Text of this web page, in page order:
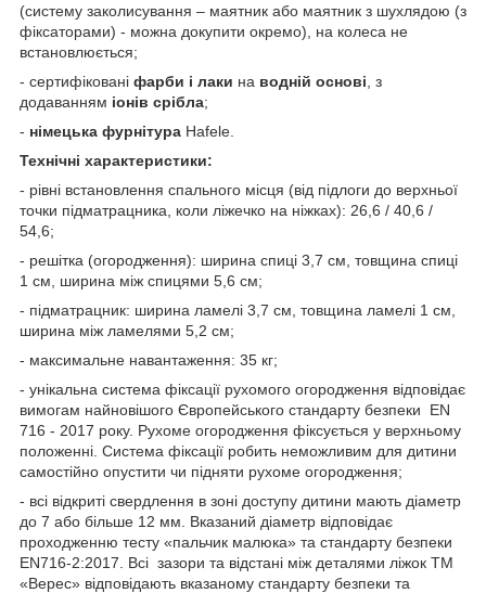
(систему заколисування – маятник або маятник з шухлядою (з
фіксаторами) - можна докупити окремо), на колеса не
встановлюється;
- сертифіковані фарби і лаки на водній основі , з
додаванням іонів срібла;
- німецька фурнітура Hafele.
Технічні характеристики:
- рівні встановлення спального місця (від підлоги до верхньої
точки підматрацника, коли ліжечко на ніжках): 26,6 / 40,6 /
54,6;
- решітка (огородження): ширина спиці 3,7 см, товщина спиці
1 см, ширина між спицями 5,6 см;
- підматрацник: ширина ламелі 3,7 см, товщина ламелі 1 см,
ширина між ламелями 5,2 см;
- максимальне навантаження: 35 кг;
- унікальна система фіксації рухомого огородження відповідає
вимогам найновішого Європейського стандарту безпеки EN
716 - 2017 року. Рухоме огородження фіксується у верхньому
положенні. Система фіксації робить неможливим для дитини
самостійно опустити чи підняти рухоме огородження;
- всі відкриті свердлення в зоні доступу дитини мають діаметр
до 7 або більше 12 мм. Вказаний діаметр відповідає
проходженню тесту «пальчик малюка» та стандарту безпеки
EN716-2:2017. Всі зазори та відстані між деталями ліжок ТМ
«Верес» відповідають вказаному стандарту безпеки та